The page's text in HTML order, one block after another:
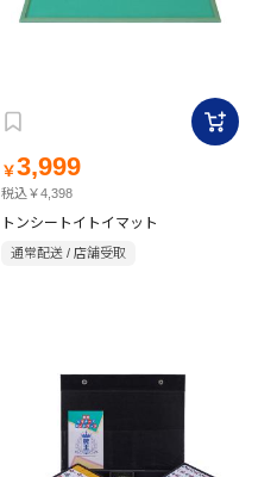
￥3,999
税込￥4,398
トンシートイトイマット
通常配送 / 店舗受取